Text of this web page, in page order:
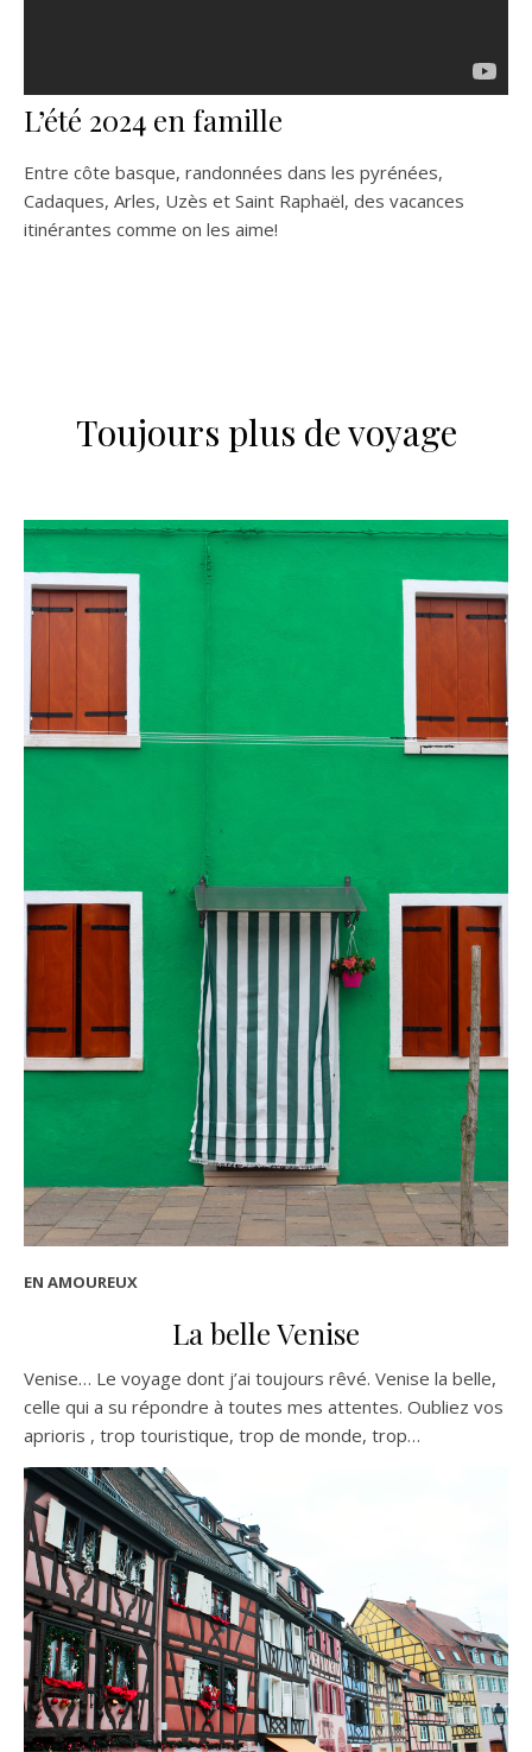
L’été 2024 en famille
Entre côte basque, randonnées dans les pyrénées,
Cadaques, Arles, Uzès et Saint Raphaël, des vacances
itinérantes comme on les aime!
Toujours plus de voyage
EN AMOUREUX
La belle Venise
Venise… Le voyage dont j’ai toujours rêvé. Venise la belle,
celle qui a su répondre à toutes mes attentes. Oubliez vos
aprioris , trop touristique, trop de monde, trop…